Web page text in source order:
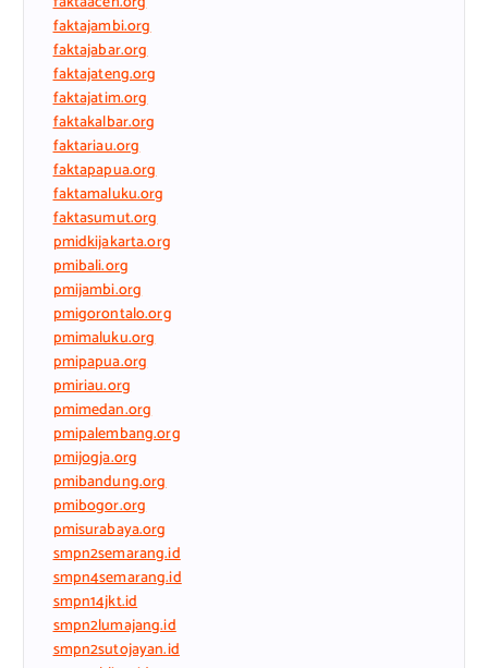
faktajambi.org
faktajabar.org
faktajateng.org
faktajatim.org
faktakalbar.org
faktariau.org
faktapapua.org
faktamaluku.org
faktasumut.org
pmidkijakarta.org
pmibali.org
pmijambi.org
pmigorontalo.org
pmimaluku.org
pmipapua.org
pmiriau.org
pmimedan.org
pmipalembang.org
pmijogja.org
pmibandung.org
pmibogor.org
pmisurabaya.org
smpn2semarang.id
smpn4semarang.id
smpn14jkt.id
smpn2lumajang.id
smpn2sutojayan.id